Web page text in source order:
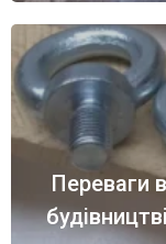
Переваги